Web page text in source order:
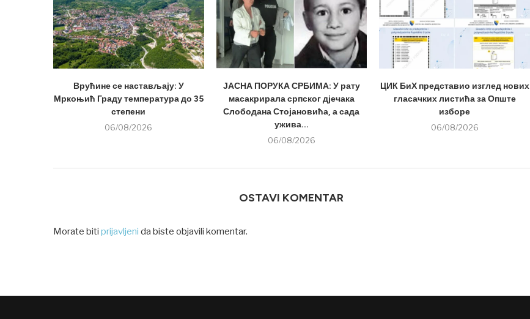
Врућине се настављају: У
Мркоњић Граду температура до 35
степени
06/08/2026
ЈАСНА ПОРУКА СРБИМА: У рату
масакрирала српског дјечака
Слободана Стојановића, а сада
ужива...
06/08/2026
ЦИК БиХ представио изглед нових
гласачких листића за Опште
изборе
06/08/2026
OSTAVI KOMENTAR
Morate biti prijavljeni da biste objavili komentar.